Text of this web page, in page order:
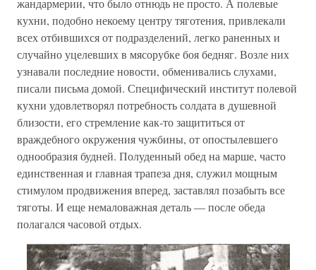
жандармерии, что было отнюдь не просто. А полевые
кухни, подобно некоему центру тяготения, привлекали
всех отбившихся от подразделений, легко раненных и
случайно уцелевших в мясорубке боя бедняг. Возле них
узнавали последние новости, обменивались слухами,
писали письма домой. Специфический институт полевой
кухни удовлетворял потребность солдата в душевной
близости, его стремление как-то защититься от
враждебного окружения чужбины, от опостылевшего
однообразия будней. Полуденный обед на марше, часто
единственная и главная трапеза дня, служил мощным
стимулом продвижения вперед, заставлял позабыть все
тяготы. И еще немаловажная деталь — после обеда
полагался часовой отдых.